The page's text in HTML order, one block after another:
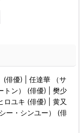
(俳優) | 任達華 （サ
トン） (俳優) | 樊少
ロユキ (俳優) | 黄又
ー・シンユー） (俳